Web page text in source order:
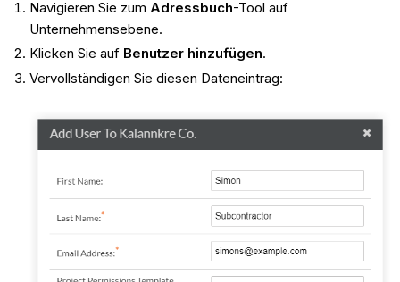
Navigieren Sie zum Adressbuch-Tool auf
Unternehmensebene.
Klicken Sie auf Benutzer hinzufügen.
Vervollständigen Sie diesen Dateneintrag: